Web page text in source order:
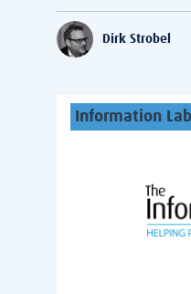
Dirk Strobel
Information